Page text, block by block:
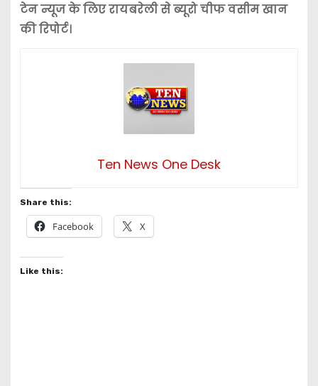
टेन न्यूज के लिए रायबरेली से ब्यूरो चीफ वसीम खान
की रिपोर्ट।
Ten News One Desk
Share this:
Facebook X
Like this: